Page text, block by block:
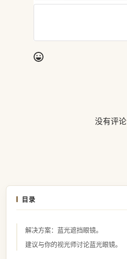
没有评论
目录
解决方案：蓝光遮挡眼镜。
建议与你的视光师讨论蓝光眼镜。